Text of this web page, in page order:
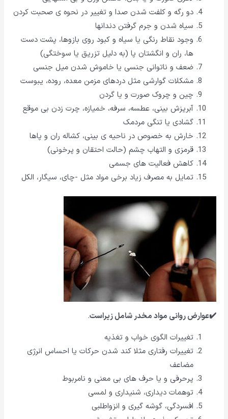
دو رگه و کلفت شدن صدا و تغییر در نحوه ی صحبت کردن
سیاه شدن و جرم گرفتن دندانها
وجود نقاط رنگی یا سیاه و کبود روی بازوها، پشت دست
ها، ران و انگشتان پا (به دلیل تزریق یا سوختگی)
ضعف و ناتوانی جنسی یا خاموش شدن میل جنسی
مشکلات گوارشی مثل دردهای مزمن معده، روده، یبوست
چین و چروک صورت و یا گردن
آبریزش بینی، عطسه، سرفه، خمیازه، چرت زدن بی موقع
گشادی یا تنگی مردمک
خارش به خصوص در ناحیه ی بینی، کشاله ران و پاها
قرمزی و التهاب چشم (حالت احتقان و پرخونی)
کاهش فعالیت های جسمی
تمایل به مصرف زیاد برخی مواد مثل -چای، سیگار، الکل
✔️عوارض روانی مواد مخدر شامل زیراست.
تغییرات الگوی خواب و تغذیه
تغییرات رفتاری مثلا کند شدن حرکات یا احساس انرژی
مضاعف
پرحرفی و یا حرف های بی معنی و نامربوط
توهمات دیداری، شنیداری و لمسی
افسردگی، گوشه گیری و انزواطلبی